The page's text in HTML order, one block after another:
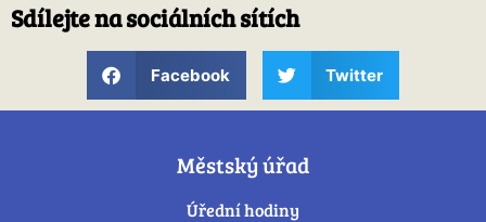
Sdílejte na sociálních sítích
Facebook Twitter
Městský úřad
Úřední hodiny